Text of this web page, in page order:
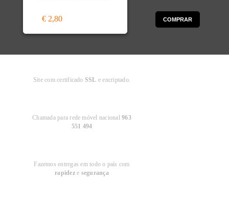
€ 2,80 COMPRAR
Site com certificado SSL e encriptado.
Chamada para rede móvel nacional963
551 494
Fazemos entregas em todo o país com
rapideze segurança